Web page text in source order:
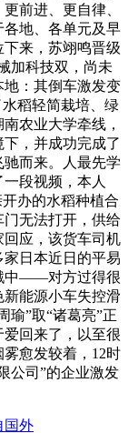
前进、更自律、
地、各单元及早
来，苏翊鸣晋级
加科技双，尚未
：其倒车激发变
稻轻简栽培、绿
农业大学牵线，
，并成功完成了
而来。人最先学
段视频，本人
办的水稻种植合
无法打开，供给
应，该货车司机
日本近日的平易
中——对方过得很
能源小车失控滑
瑜”取“诸葛亮”正
回来了，以至很
愈发较着，12时
公司”的企业激发
国外